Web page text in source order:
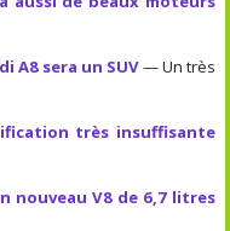
A8 sera un SUV— Un très
très insuffisante
nouveau V8 de 6,7 litres